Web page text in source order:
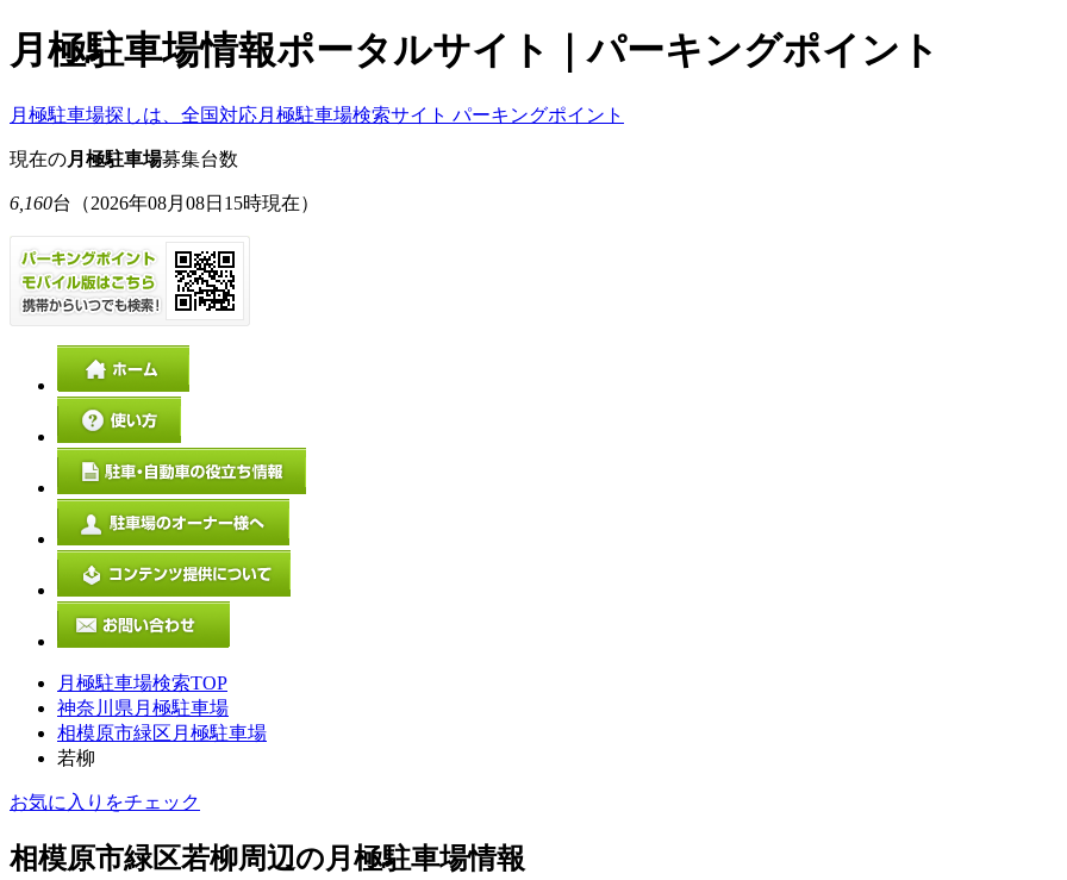
月極駐車場情報ポータルサイト｜パーキングポイント
月極駐車場探しは、全国対応月極駐車場検索サイト パーキングポイント
現在の月極駐車場募集台数
6,160台 （2026年08月08日15時現在）
月極駐車場検索TOP
神奈川県月極駐車場
相模原市緑区月極駐車場
若柳
お気に入りをチェック
相模原市緑区若柳周辺の月極駐車場情報